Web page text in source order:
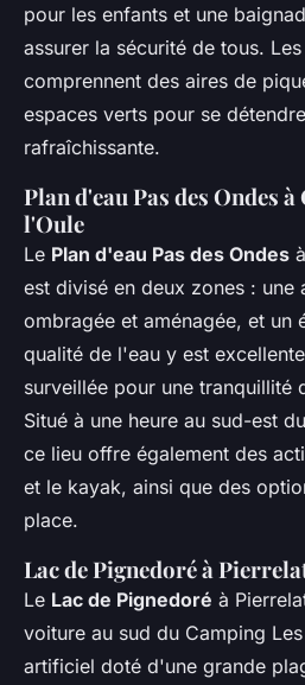
pour les enfants et une
assurer la sécurité de tous.
comprennent des aires de
espaces verts pour se
rafraîchissante.
Plan d'eau Pas des Ondes
l'Oule
Le Plan d'eau Pas des Ondes
est divisé en deux zones : une
ombragée et aménagée, et un
qualité de l'eau y est
surveillée pour une tranquillité
Situé à une heure au sud-est
ce lieu offre également des
et le kayak, ainsi que des
place.
Lac de Pignedoré à
Le Lac de Pignedoré à
voiture au sud du Camping
artificiel doté d'une grande